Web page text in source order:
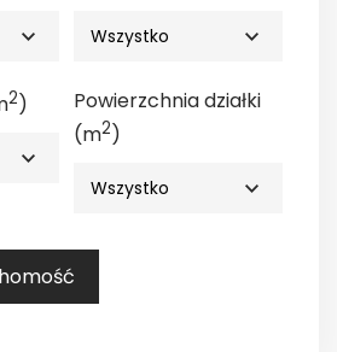
2)
Powierzchnia działki
(m2)